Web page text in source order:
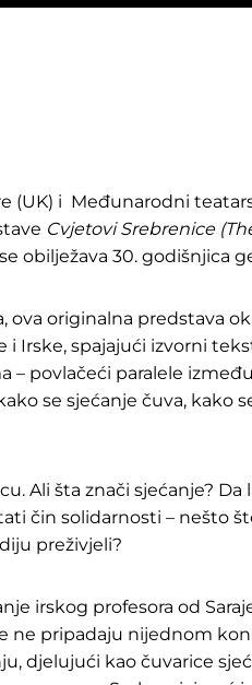
(UK) i Međunarodni
Cvjetovi Srebrenice
obilježava 30. godišnjica
originalna predstava
i Irske, spajajući izvorni
povlačeći paralele
se sjećanje čuva, kako
Ali šta znači sjećanje?
čin solidarnosti – nešto
preživjeli?
irskog profesora od
ne pripadaju nijednom
djelujući kao čuvarice